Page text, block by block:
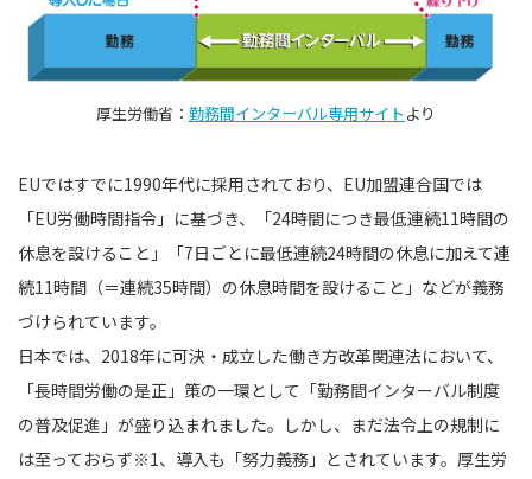
厚生労働省： 勤務間インターバル専用サイト より
EUではすでに1990年代に採用されており、EU加盟連合国では
「EU労働時間指令」に基づき、「24時間につき最低連続11時間の
休息を設けること」「7日ごとに最低連続24時間の休息に加えて連
続11時間（＝連続35時間）の休息時間を設けること」などが義務
づけられています。
日本では、2018年に可決・成立した働き方改革関連法において、
「長時間労働の是正」策の一環として「勤務間インターバル制度
の普及促進」が盛り込まれました。しかし、まだ法令上の規制に
は至っておらず※1、導入も「努力義務」とされています。厚生労